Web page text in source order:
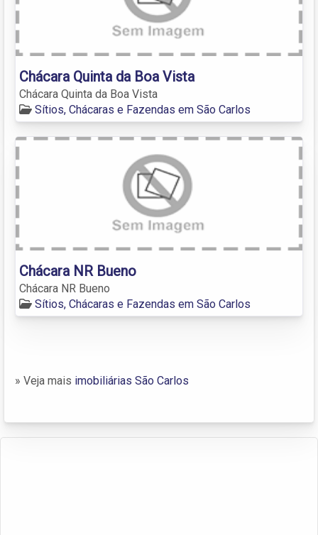
Chácara Quinta da Boa Vista
Chácara Quinta da Boa Vista
Sítios, Chácaras e Fazendas em São Carlos
Chácara NR Bueno
Chácara NR Bueno
Sítios, Chácaras e Fazendas em São Carlos
» Veja mais imobiliárias São Carlos